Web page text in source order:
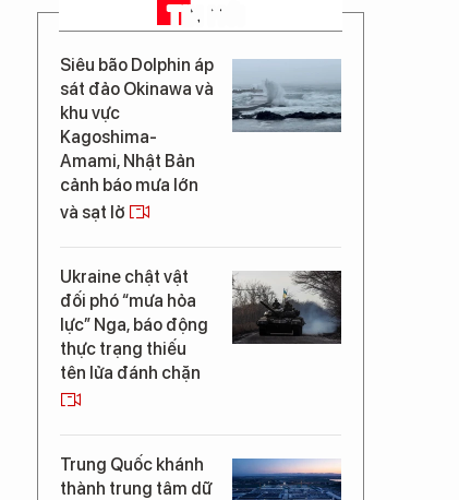
TIN MỚI
Siêu bão Dolphin áp
sát đảo Okinawa và
khu vực
Kagoshima-
Amami, Nhật Bản
cảnh báo mưa lớn
và sạt lở
Ukraine chật vật
đối phó “mưa hỏa
lực” Nga, báo động
thực trạng thiếu
tên lửa đánh chặn
Trung Quốc khánh
thành trung tâm dữ